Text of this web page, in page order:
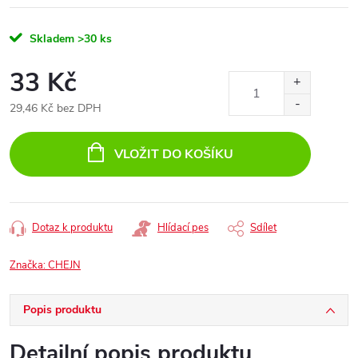
Skladem >30 ks
33 Kč
29,46 Kč bez DPH
cena:
VLOŽIT DO KOŠÍKU
Dotaz k produktu Hlídací pes Sdílet
Značka:CHEJN
Popis produktu